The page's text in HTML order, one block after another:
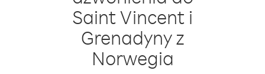
Saint Vincent i
Grenadyny z
Norwegia